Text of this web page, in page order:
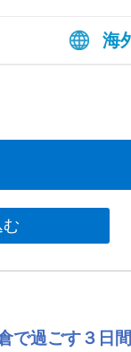
海
で過ごす３日間